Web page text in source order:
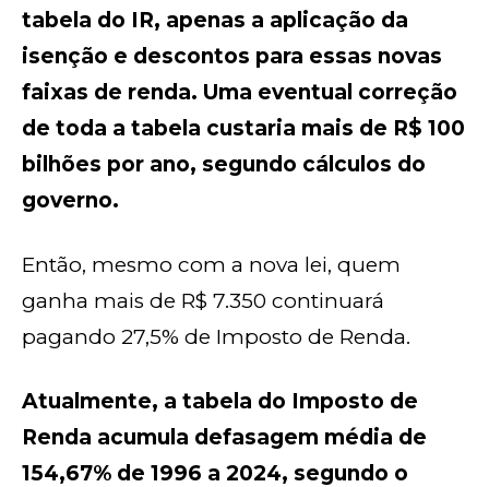
tabela do IR, apenas a aplicação da
isenção e descontos para essas novas
faixas de renda. Uma eventual correção
de toda a tabela custaria mais de R$ 100
bilhões por ano, segundo cálculos do
governo.
Então, mesmo com a nova lei, quem
ganha mais de R$ 7.350 continuará
pagando 27,5% de Imposto de Renda.
Atualmente, a tabela do Imposto de
Renda acumula defasagem média de
154,67% de 1996 a 2024, segundo o